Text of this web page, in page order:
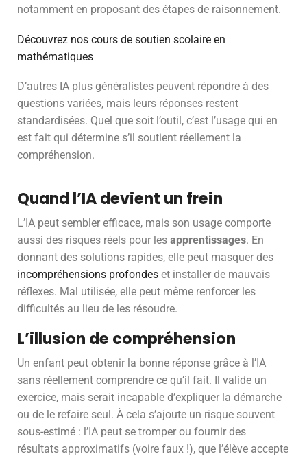
notamment en proposant des étapes de raisonnement.
Découvrez nos cours de soutien scolaire en
mathématiques
D’autres IA plus généralistes peuvent répondre à des
questions variées, mais leurs réponses restent
standardisées. Quel que soit l’outil, c’est l’usage qui en
est fait qui détermine s’il soutient réellement la
compréhension.
Quand l’IA devient un frein
L’IA peut sembler efficace, mais son usage comporte
aussi des risques réels pour les apprentissages. En
donnant des solutions rapides, elle peut masquer des
incompréhensions profondes et installer de mauvais
réflexes. Mal utilisée, elle peut même renforcer les
difficultés au lieu de les résoudre.
L’illusion de compréhension
Un enfant peut obtenir la bonne réponse grâce à l’IA
sans réellement comprendre ce qu’il fait. Il valide un
exercice, mais serait incapable d’expliquer la démarche
ou de le refaire seul. À cela s’ajoute un risque souvent
sous-estimé : l’IA peut se tromper ou fournir des
résultats approximatifs (voire faux !), que l’élève accepte